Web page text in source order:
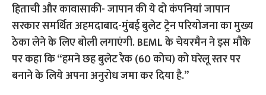
हिताची और कावासाकी- जापान की ये दो कंपनियां जापान
सरकार समर्थित अहमदाबाद-मुंबई बुलेट ट्रेन परियोजना का मुख्य
ठेका लेने के लिए बोली लगाएंगी. BEML के चेयरमैन ने इस मौके
पर कहा कि “हमने छह बुलेट रैक (60 कोच) को घरेलू स्तर पर
बनाने के लिये अपना अनुरोध जमा कर दिया है.”